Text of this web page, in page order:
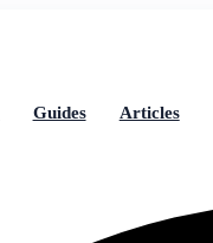
Guides Articles